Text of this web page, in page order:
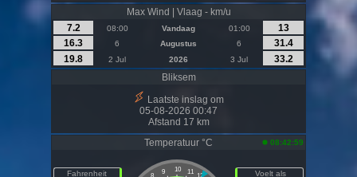
Max Wind | Vlaag - km/u
7.2
08:00 Vandaag 01:00
13
16.3
6 Augustus 6
31.4
19.8
2 Jul 2026 3 Jul
33.2
Bliksem
Laatste inslag om
05-08-2026 00:47
Afstand 17 km
Temperatuur °C
08:42:59
Fahrenheit
10
9 11
Voelt als